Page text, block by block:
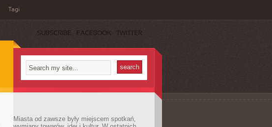
Tagi
SUBSCRIBE FACEBOOK TWITTER
Miasta od zawsze były miejscem spotkań,